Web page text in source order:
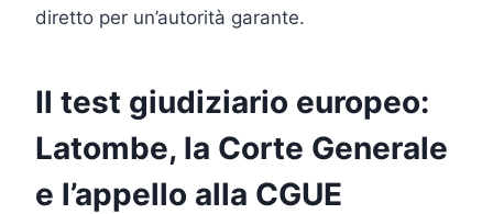
diretto per un’autorità garante.
Il test giudiziario europeo:
Latombe, la Corte Generale
e l’appello alla CGUE